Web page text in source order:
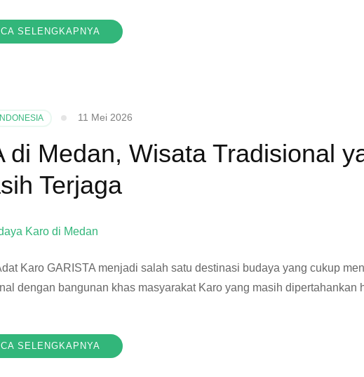
SELENGKAPNYA
11 Mei 2026
di Medan, Wisata Tradisional
Terjaga
Karo GARISTA menjadi salah satu destinasi budaya yang cukup
dengan bangunan khas masyarakat Karo yang masih dipertahankan
SELENGKAPNYA